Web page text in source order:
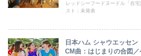
レッドシーフードヌードル「在
スト：未発表
日本ハム シャウエッセ
CM曲：はじまりの合図